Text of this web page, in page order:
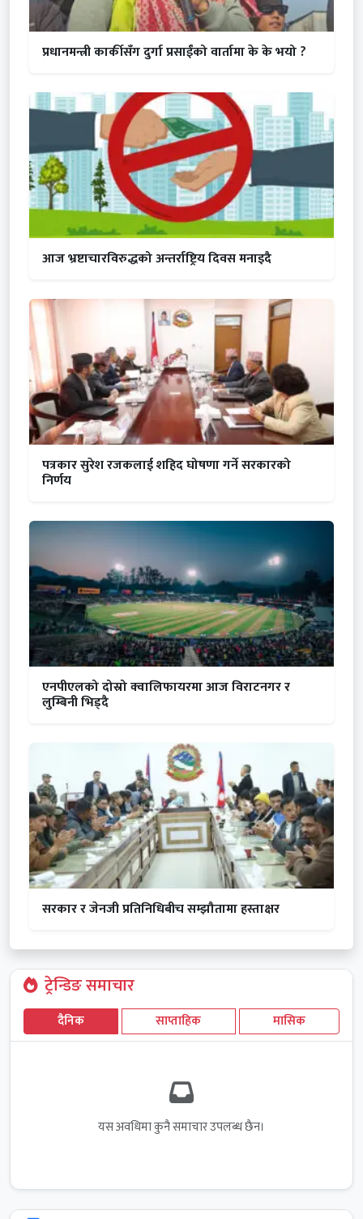
प्रधानमन्त्री कार्कीसँग दुर्गा प्रसाईंको वार्तामा के के भयो ?
आज भ्रष्टाचारविरुद्धको अन्तर्राष्ट्रिय दिवस मनाइदै
पत्रकार सुरेश रजकलाई शहिद घोषणा गर्ने सरकारको
निर्णय
एनपीएलको दोस्रो क्वालिफायरमा आज विराटनगर र
लुम्बिनी भिड्दै
सरकार र जेनजी प्रतिनिधिबीच सम्झौतामा हस्ताक्षर
ट्रेन्डिङ समाचार
दैनिक साप्ताहिक मासिक
यस अवधिमा कुनै समाचार उपलब्ध छैन।